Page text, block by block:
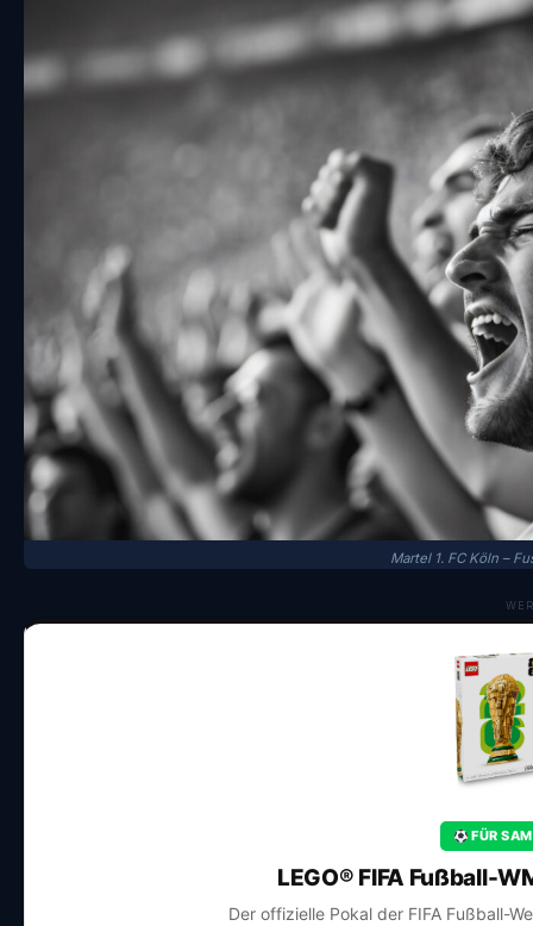
Martel 1. FC Köln –
FÜR
LEGO® FIFA Fußball-
Der offizielle Pokal der FIFA Fußball-